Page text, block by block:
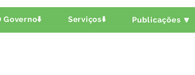
Governo⬇️ Serviços⬇️ Publicações 🔽